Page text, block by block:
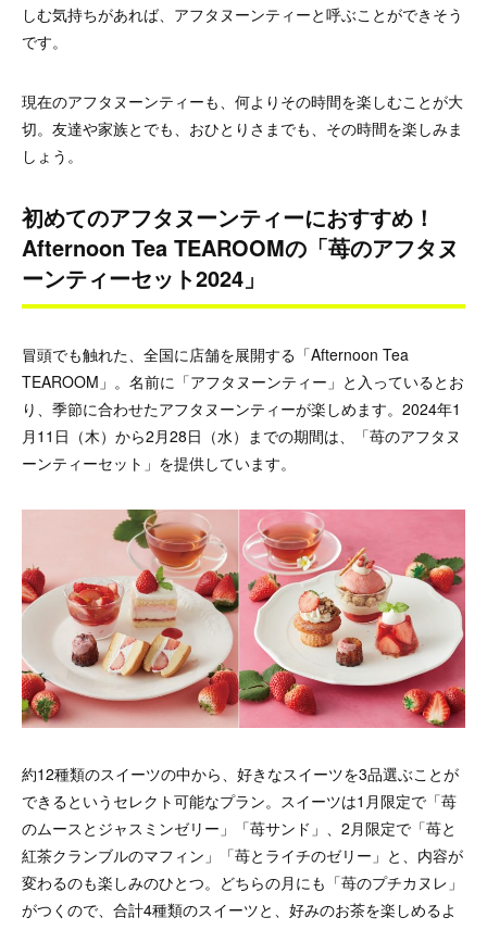
しむ気持ちがあれば、アフタヌーンティーと呼ぶことができそう
です。
現在のアフタヌーンティーも、何よりその時間を楽しむことが大
切。友達や家族とでも、おひとりさまでも、その時間を楽しみま
しょう。
初めてのアフタヌーンティーにおすすめ！
Afternoon Tea TEAROOMの「苺のアフタヌ
ーンティーセット2024」
冒頭でも触れた、全国に店舗を展開する「Afternoon Tea
TEAROOM」。名前に「アフタヌーンティー」と入っているとお
り、季節に合わせたアフタヌーンティーが楽しめます。2024年1
月11日（木）から2月28日（水）までの期間は、「苺のアフタヌ
ーンティーセット」を提供しています。
約12種類のスイーツの中から、好きなスイーツを3品選ぶことが
できるというセレクト可能なプラン。スイーツは1月限定で「苺
のムースとジャスミンゼリー」「苺サンド」、2月限定で「苺と
紅茶クランブルのマフィン」「苺とライチのゼリー」と、内容が
変わるのも楽しみのひとつ。どちらの月にも「苺のプチカヌレ」
がつくので、合計4種類のスイーツと、好みのお茶を楽しめるよ